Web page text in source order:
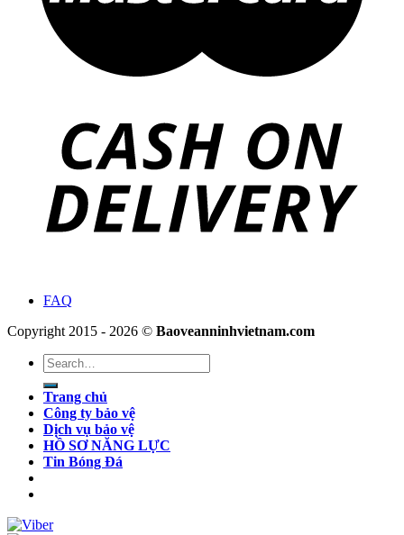
FAQ
Copyright 2015 - 2026 © Baoveanninhvietnam.com
Search
for:
Trang chủ
Công ty bảo vệ
Dịch vụ bảo vệ
HỒ SƠ NĂNG LỰC
Tin Bóng Đá